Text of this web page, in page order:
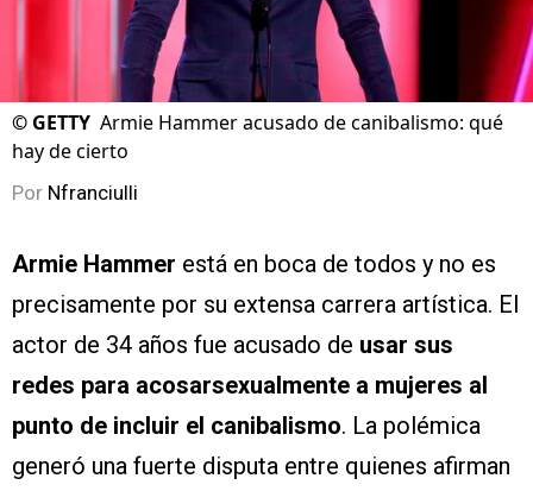
© GETTY Armie Hammer acusado de canibalismo: qué
hay de cierto
Por Nfranciulli
Armie Hammer está en boca de todos y no es
precisamente por su extensa carrera artística. El
actor de 34 años fue acusado de usar sus
redes para acosarsexualmente a mujeres al
punto de incluir el canibalismo. La polémica
generó una fuerte disputa entre quienes afirman